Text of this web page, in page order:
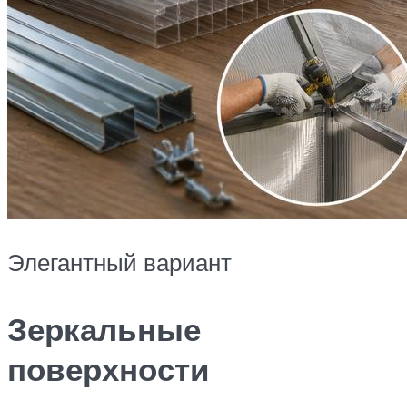
Элегантный вариант
Зеркальные
поверхности